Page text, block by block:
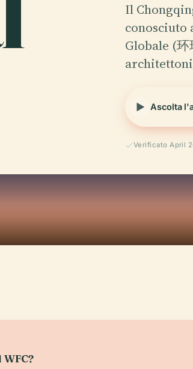
Il
conosciuto
Globale (
Ascolta
Verificato April